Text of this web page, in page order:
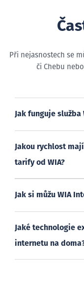
Při nejasnostech se
či Chebu
Jak funguje služba
Jakou rychlost
tarify od WIA?
Jak si můžu WIA
Jaké technologie
internetu na